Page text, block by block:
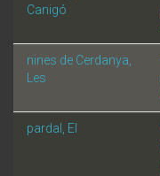
Canigó
nines de Cerdanya,
Les
pardal, El